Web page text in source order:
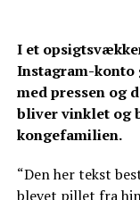
I et
Instagram-konto
med pressen og
bliver vinklet og
kongefamilien.
“Den her tekst
blevet pillet fra